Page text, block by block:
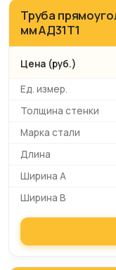
Труба
мм АД31Т1